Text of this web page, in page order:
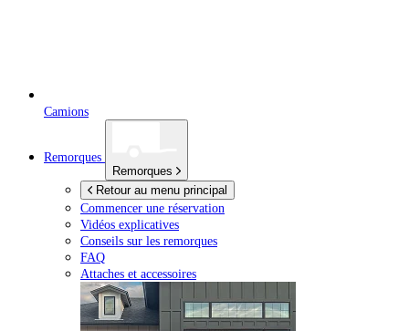
Camions
Remorques
Remorques
Retour au menu principal
Commencer une réservation
Vidéos explicatives
Conseils sur les remorques
FAQ
Attaches et accessoires